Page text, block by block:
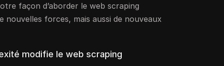
façon d’aborder le web scraping
nouvelles forces, mais aussi de nouveaux
modifie le web scraping